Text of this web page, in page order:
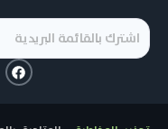
F
a
c